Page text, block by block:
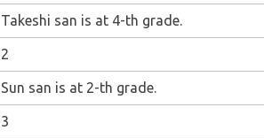
Takeshi san is at 4-th grade.
2
Sun san is at 2-th grade.
3